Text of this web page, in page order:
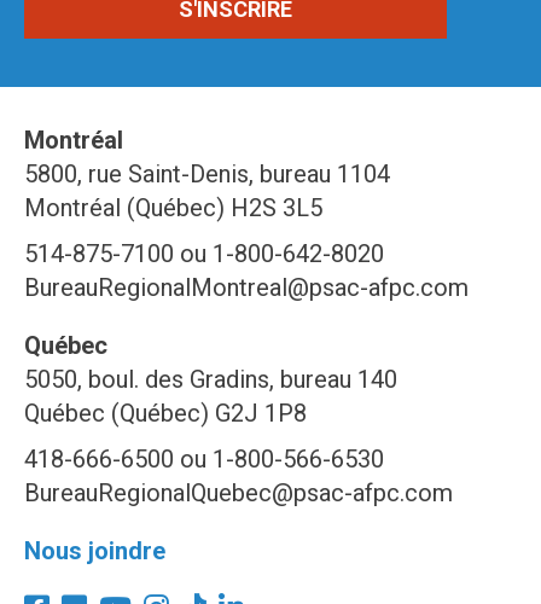
Montréal
5800, rue Saint-Denis, bureau 1104
Montréal (Québec) H2S 3L5
514-875-7100 ou 1-800-642-8020
BureauRegionalMontreal@psac-afpc.com
Québec
5050, boul. des Gradins, bureau 140
Québec (Québec) G2J 1P8
418-666-6500 ou 1-800-566-6530
BureauRegionalQuebec@psac-afpc.com
Nous joindre